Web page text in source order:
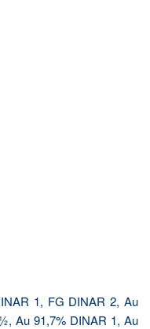
1, FG DINAR 2, Au
Au 91,7% DINAR 1, Au